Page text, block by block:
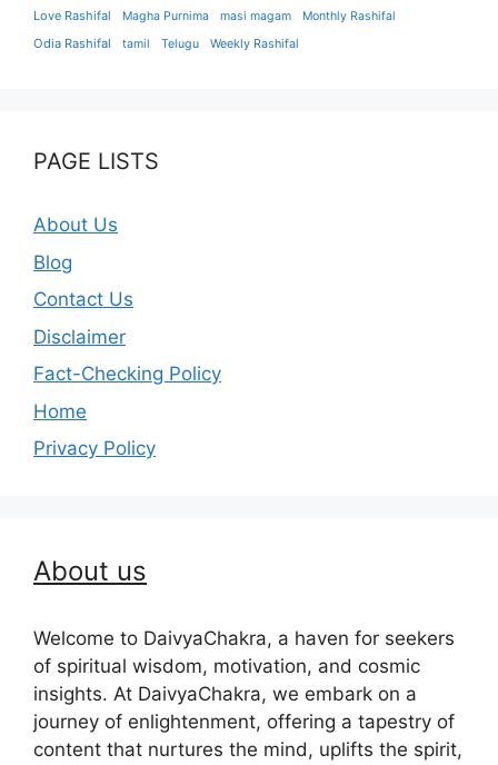
Love Rashifal
Magha Purnima masi magam Monthly Rashifal
Odia Rashifal tamil Telugu Weekly Rashifal
PAGE LISTS
About Us
Blog
Contact Us
Disclaimer
Fact-Checking Policy
Home
Privacy Policy
About us
Welcome to DaivyaChakra, a haven for seekers
of spiritual wisdom, motivation, and cosmic
insights. At DaivyaChakra, we embark on a
journey of enlightenment, offering a tapestry of
content that nurtures the mind, uplifts the spirit,